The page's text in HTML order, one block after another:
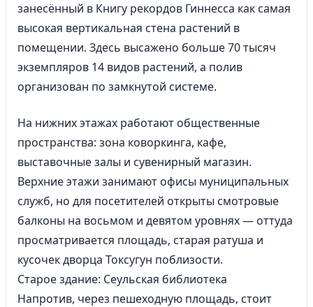
занесённый в Книгу рекордов Гиннесса как самая
высокая вертикальная стена растений в
помещении. Здесь высажено больше 70 тысяч
экземпляров 14 видов растений, а полив
организован по замкнутой системе.
На нижних этажах работают общественные
пространства: зона коворкинга, кафе,
выставочные залы и сувенирный магазин.
Верхние этажи занимают офисы муниципальных
служб, но для посетителей открыты смотровые
балконы на восьмом и девятом уровнях — оттуда
просматривается площадь, старая ратуша и
кусочек дворца Токсугун поблизости.
Старое здание: Сеульская библиотека
Напротив, через пешеходную площадь, стоит